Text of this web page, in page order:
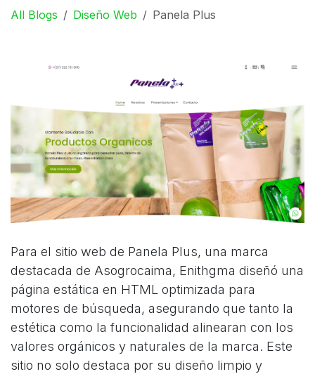
All Blogs Diseño Web Panela Plus
Para el sitio web de Panela Plus, una marca
destacada de Asogrocaima, Enithgma diseñó una
página estática en HTML optimizada para
motores de búsqueda, asegurando que tanto la
estética como la funcionalidad alinearan con los
valores orgánicos y naturales de la marca. Este
sitio no solo destaca por su diseño limpio y